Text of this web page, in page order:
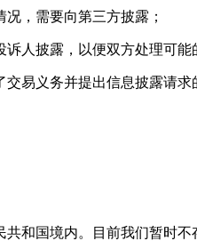
，需要向第三方披露；
人披露，以便双方处理可能
易义务并提出信息披露请
和国境内。目前我们暂时不